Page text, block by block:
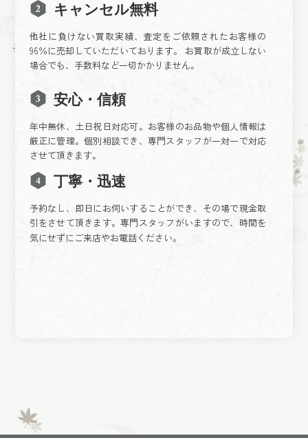
キャンセル無料
他社に負けない買取実績、査定をご依頼されたお客様の
96％に売却していただいております。 お買取が成立しない
場合でも、手数料など一切かかりません。
安心・信頼
年中無休、土日祝日対応可。お客様のお品物や個人情報は
厳正に管理。個別相談でき、専門スタッフが一対一で対応
させて頂きます。
丁寧・迅速
予約なし、即日にお伺いすることができ、その場で現金取
引をさせて頂きます。専門スタッフがいますので、時間を
気にせずにご来店やお電話ください。